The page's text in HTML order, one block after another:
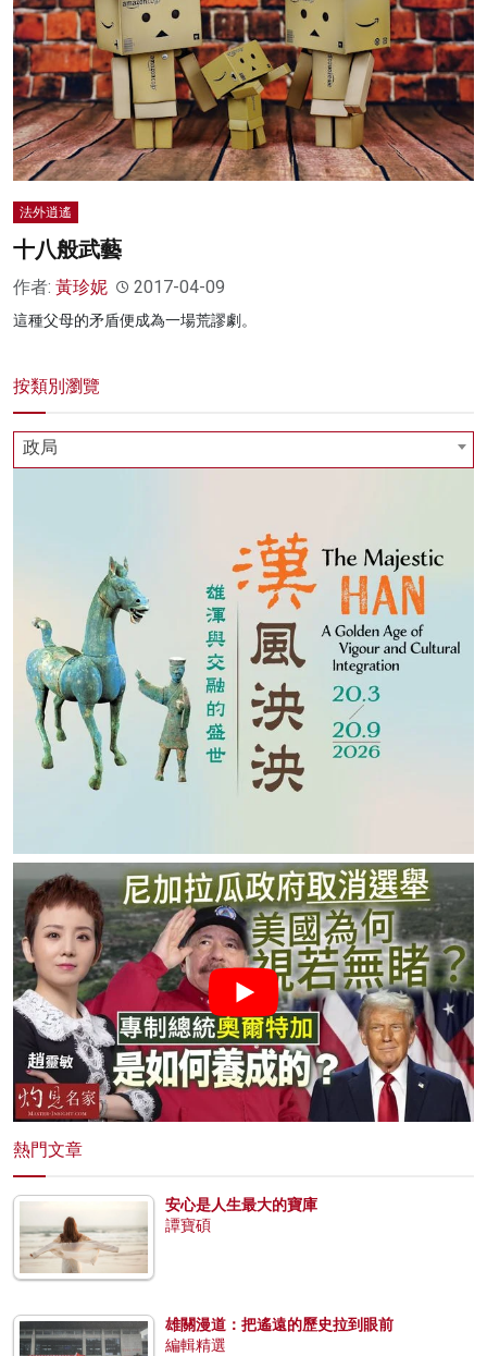
法外逍遙
十八般武藝
作者: 黃珍妮 2017-04-09
這種父母的矛盾便成為一場荒謬劇。
按類別瀏覽
政局
熱門文章
安心是人生最大的寶庫
譚寶碩
雄關漫道：把遙遠的歷史拉到眼前
編輯精選